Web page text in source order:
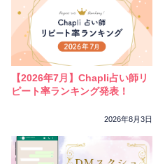
【2026年7月】Chapli占い師リ
ピート率ランキング発表！
2026年8月3日